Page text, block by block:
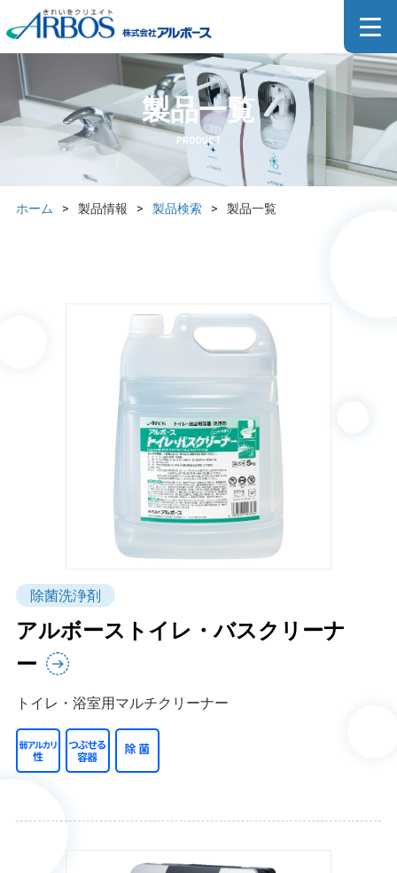
製品一覧
PRODUCT
ホーム > 製品情報 > 製品検索 > 製品一覧
除菌洗浄剤
アルボーストイレ・バスクリーナ
ー
トイレ・浴室用マルチクリーナー